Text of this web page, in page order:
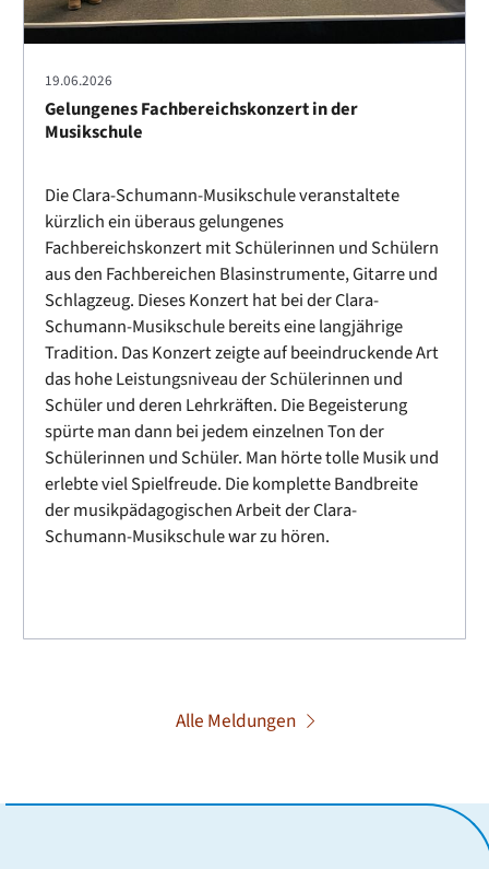
19.06.2026
Gelungenes Fachbereichskonzert in der
Musikschule
Die Clara-Schumann-Musikschule veranstaltete
kürzlich ein überaus gelungenes
Fachbereichskonzert mit Schülerinnen und Schülern
aus den Fachbereichen Blasinstrumente, Gitarre und
Schlagzeug. Dieses Konzert hat bei der Clara-
Schumann-Musikschule bereits eine langjährige
Tradition. Das Konzert zeigte auf beeindruckende Art
das hohe Leistungsniveau der Schülerinnen und
Schüler und deren Lehrkräften. Die Begeisterung
spürte man dann bei jedem einzelnen Ton der
Schülerinnen und Schüler. Man hörte tolle Musik und
erlebte viel Spielfreude. Die komplette Bandbreite
der musikpädagogischen Arbeit der Clara-
Schumann-Musikschule war zu hören.
Alle Meldungen